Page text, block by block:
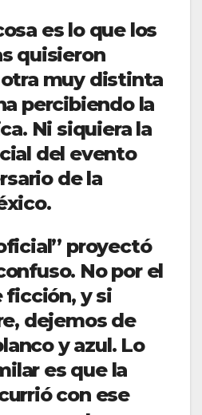
es lo que los
quisieron
muy distinta
percibiendo la
Ni siquiera la
del evento
de la
proyectó
No por el
ficción, y si
dejemos de
y azul. Lo
es que la
con ese